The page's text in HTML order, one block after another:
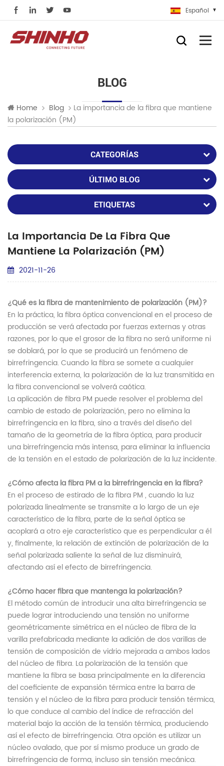
Español
BLOG
Home Blog
La importancia de la fibra que mantiene
la polarización (PM)
CATEGORÍAS
ÚLTIMO BLOG
ETIQUETAS
La Importancia De La Fibra Que
Mantiene La Polarización (PM)
2021-11-26
¿Qué es la fibra de mantenimiento de polarización (PM)?
En la práctica, la fibra óptica convencional en el proceso de
producción se verá afectada por fuerzas externas y otras
razones, por lo que el grosor de la fibra no será uniforme ni
se doblará, por lo que se producirá un fenómeno de
birrefringencia. Cuando la fibra se somete a cualquier
interferencia externa, la polarización de la luz transmitida en
la fibra convencional se volverá caótica.
La aplicación de fibra PM puede resolver el problema del
cambio de estado de polarización, pero no elimina la
birrefringencia en la fibra, sino a través del diseño del
tamaño de la geometría de la fibra óptica, para producir
una birrefringencia más intensa, para eliminar la influencia
de la tensión en el estado de polarización de la luz incidente.
¿Cómo afecta la fibra PMa la birrefringencia en la fibra?
En el proceso de estirado de la fibra PM , cuando la luz
polarizada linealmente se transmite a lo largo de un eje
característico de la fibra, parte de la señal óptica se
acoplará a otro eje característico que es perpendicular a él
y, finalmente, la relación de extinción de polarización de la
señal polarizada saliente la señal de luz disminuirá,
afectando así el efecto de birrefringencia.
¿Cómo hacer fibra que mantenga la polarización?
El método común de introducir una alta birrefringencia se
puede lograr introduciendo una tensión no uniforme
geométricamente simétrica en el núcleo de fibra de la
varilla prefabricada mediante la adición de dos varillas de
tensión de composición de vidrio mejorada a ambos lados
del núcleo de fibra. La polarización de la tensión que
mantiene la fibra se basa principalmente en la diferencia
del coeficiente de expansión térmica entre la barra de
tensión y el núcleo de la fibra para producir tensión térmica,
lo que conduce al cambio del índice de refracción del
material bajo la acción de la tensión térmica, produciendo
así el efecto de birrefringencia. Otra opción es utilizar un
núcleo ovalado, que por sí mismo produce un grado de
birrefringencia de forma, incluso sin tensión mecánica.